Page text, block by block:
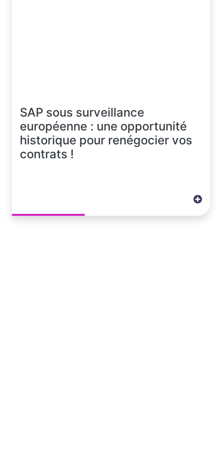
SAP sous surveillance
européenne : une opportunité
historique pour renégocier vos
contrats !